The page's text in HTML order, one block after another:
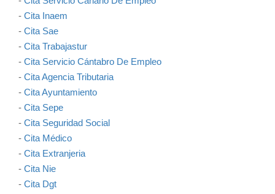
- Cita Inaem
- Cita Sae
- Cita Trabajastur
- Cita Servicio Cántabro De Empleo
- Cita Agencia Tributaria
- Cita Ayuntamiento
- Cita Sepe
- Cita Seguridad Social
- Cita Médico
- Cita Extranjeria
- Cita Nie
- Cita Dgt